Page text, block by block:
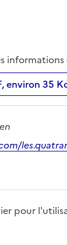
informations
environ 35
pour